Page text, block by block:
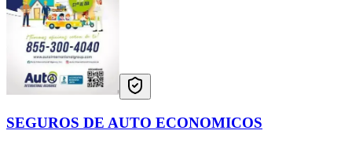
SEGUROS DE AUTO ECONOMICOS